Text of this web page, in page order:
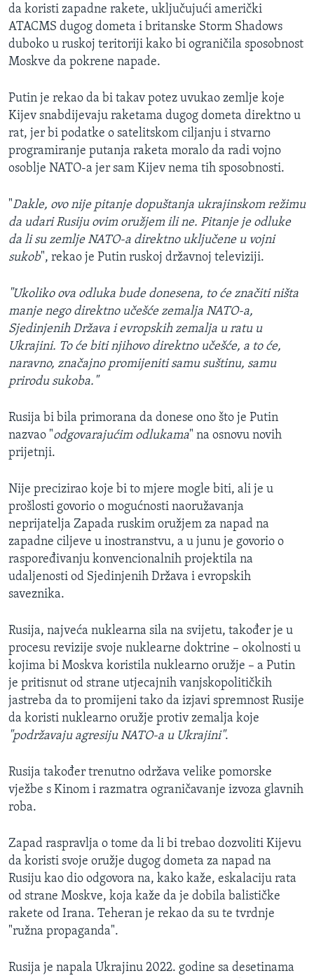
da koristi zapadne rakete, uključujući američki
ATACMS dugog dometa i britanske Storm Shadows
duboko u ruskoj teritoriji kako bi ograničila sposobnost
Moskve da pokrene napade.
Putin je rekao da bi takav potez uvukao zemlje koje
Kijev snabdijevaju raketama dugog dometa direktno u
rat, jer bi podatke o satelitskom ciljanju i stvarno
programiranje putanja raketa moralo da radi vojno
osoblje NATO-a jer sam Kijev nema tih sposobnosti.
"Dakle, ovo nije pitanje dopuštanja ukrajinskom režimu
da udari Rusiju ovim oružjem ili ne. Pitanje je odluke
da li su zemlje NATO-a direktno uključene u vojni
sukob", rekao je Putin ruskoj državnoj televiziji.
"Ukoliko ova odluka bude donesena, to će značiti ništa
manje nego direktno učešće zemalja NATO-a,
Sjedinjenih Država i evropskih zemalja u ratu u
Ukrajini. To će biti njihovo direktno učešće, a to će,
naravno, značajno promijeniti samu suštinu, samu
prirodu sukoba."
Rusija bi bila primorana da donese ono što je Putin
nazvao "odgovarajućim odlukama" na osnovu novih
prijetnji.
Nije precizirao koje bi to mjere mogle biti, ali je u
prošlosti govorio o mogućnosti naoružavanja
neprijatelja Zapada ruskim oružjem za napad na
zapadne ciljeve u inostranstvu, a u junu je govorio o
raspoređivanju konvencionalnih projektila na
udaljenosti od Sjedinjenih Država i evropskih
saveznika.
Rusija, najveća nuklearna sila na svijetu, također je u
procesu revizije svoje nuklearne doktrine – okolnosti u
kojima bi Moskva koristila nuklearno oružje – a Putin
je pritisnut od strane utjecajnih vanjskopolitičkih
jastreba da to promijeni tako da izjavi spremnost Rusije
da koristi nuklearno oružje protiv zemalja koje
"podržavaju agresiju NATO-a u Ukrajini".
Rusija također trenutno održava velike pomorske
vježbe s Kinom i razmatra ograničavanje izvoza glavnih
roba.
Zapad raspravlja o tome da li bi trebao dozvoliti Kijevu
da koristi svoje oružje dugog dometa za napad na
Rusiju kao dio odgovora na, kako kaže, eskalaciju rata
od strane Moskve, koja kaže da je dobila balističke
rakete od Irana. Teheran je rekao da su te tvrdnje
"ružna propaganda".
Rusija je napala Ukrajinu 2022. godine sa desetinama